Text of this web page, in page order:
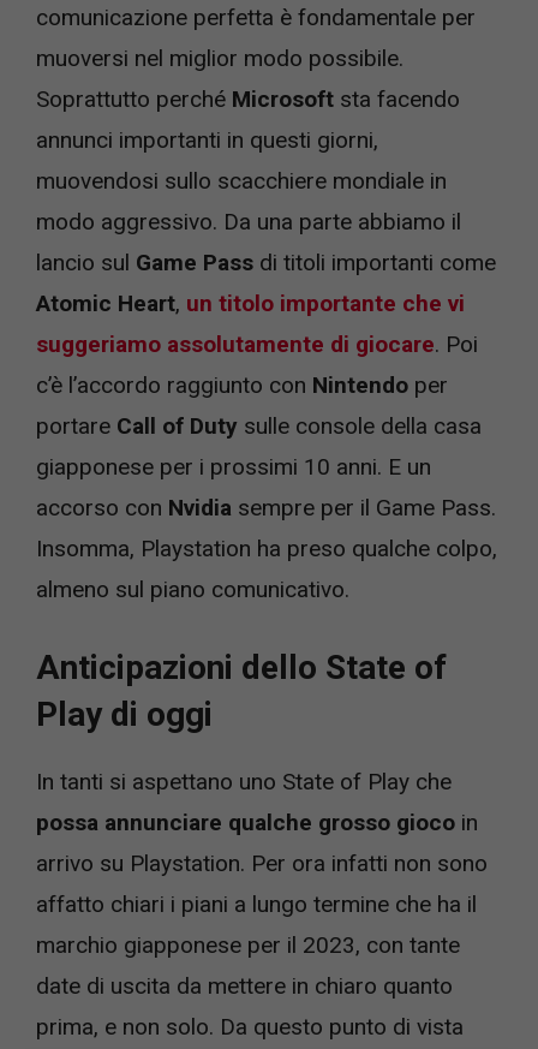
comunicazione perfetta è fondamentale per
muoversi nel miglior modo possibile.
Soprattutto perché Microsoft sta facendo
annunci importanti in questi giorni,
muovendosi sullo scacchiere mondiale in
modo aggressivo. Da una parte abbiamo il
lancio sul Game Pass di titoli importanti come
Atomic Heart, un titolo importante che vi
suggeriamo assolutamente di giocare. Poi
c’è l’accordo raggiunto con Nintendo per
portare Call of Duty sulle console della casa
giapponese per i prossimi 10 anni. E un
accorso con Nvidia sempre per il Game Pass.
Insomma, Playstation ha preso qualche colpo,
almeno sul piano comunicativo.
Anticipazioni dello State of
Play di oggi
In tanti si aspettano uno State of Play che
possa annunciare qualche grosso gioco in
arrivo su Playstation. Per ora infatti non sono
affatto chiari i piani a lungo termine che ha il
marchio giapponese per il 2023, con tante
date di uscita da mettere in chiaro quanto
prima, e non solo. Da questo punto di vista